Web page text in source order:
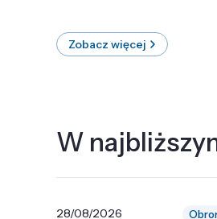
Zobacz więcej
W
28/08/2026